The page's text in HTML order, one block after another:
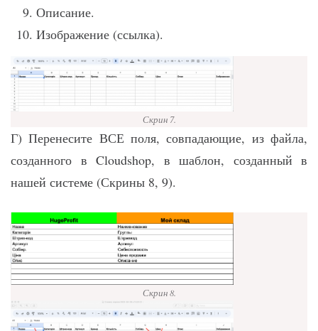
Описание.
Изображение (ссылка).
Скрин 7.
Г) Перенесите ВСЕ поля, совпадающие, из файла,
созданного в Cloudshop, в шаблон, созданный в
нашей системе (Скрины 8, 9).
Скрин 8.